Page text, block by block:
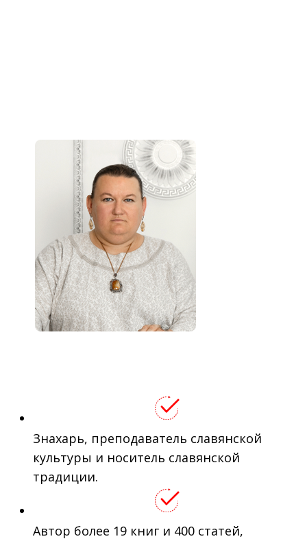
Знахарь, преподаватель славянской
культуры и носитель славянской
традиции.
Автор более 19 книг и 400 статей,